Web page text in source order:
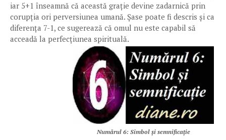
iar 5+1 înseamnă că această grație devine zadarnică prin
corupția ori perversiunea umană. Șase poate fi descris și ca
diferența 7-1, ce sugerează că omul nu este capabil să
acceadă la perfecțiunea spirituală.
Numărul 6: Simbol și semnificație